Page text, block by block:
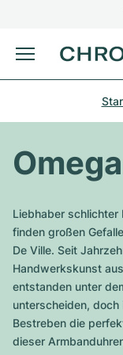
AUSGEWÄHLTE
Alle Rolex Modelle
Top-Modelle
Air-King
Omega
Alle Omega Modelle
Top-Modelle
Patek Philippe
Alle Patek Philippe
Top-Modelle
Audemars Piguet
Alle Audemars Piguet
Cartier
Breitling
Certified Pre-
Schmuck
AUSGEWÄHLTE
Tiffany
Louis Vuitton
Gebauer & Gebauer
Van Cleef & Arpels
Bvlgari
Neuzugänge
Service
Liebhaber schlichter
finden großen
De Ville. Seit
Handwerkskunst
entstanden unter
unterscheiden, doch
Bestreben die
dieser